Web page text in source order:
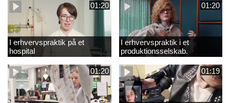
01:20
I erhvervspraktik på et
hospital
01:20
I erhvervspraktik i et
produktionsselskab.
01:20 01:19